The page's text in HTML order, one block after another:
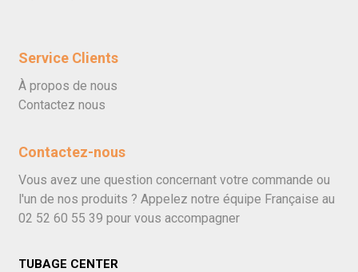
Service Clients
À propos de nous
Contactez nous
Contactez-nous
Vous avez une question concernant votre commande ou
l'un de nos produits ? Appelez notre équipe Française au
02 52 60 55 39 pour vous accompagner
TUBAGE CENTER